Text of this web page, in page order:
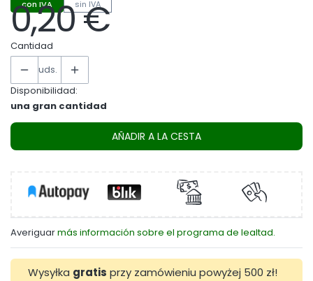
con IVA sin IVA
Precio
0,20 €
Cantidad
uds.
Disponibilidad:
una gran cantidad
AÑADIR A LA CESTA
Averiguarmás información sobre el programa de lealtad.
Wysyłka gratis przy zamówieniu powyżej 500 zł!